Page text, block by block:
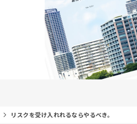
リスクを受け入れれるならやるべき。